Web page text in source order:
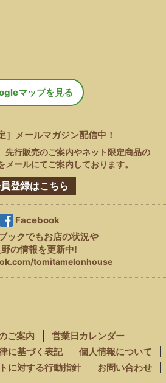
マップを見る
］メールマガジン配信中！
先行販売のご案内やネット限定商品の
メールにてご案内しております。
登録はこちら
Facebook
ックでもお店の状況や
の情報を更新中!
tomitamelonhouse
ご案内
営業日カレンダー
に基づく表記
個人情報について
に対する行動指針
お問い合わせ